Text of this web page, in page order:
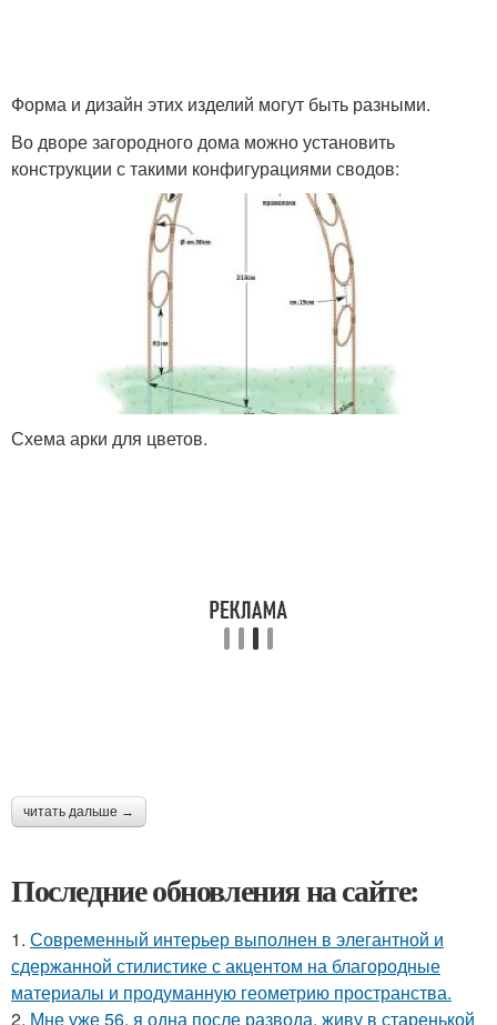
Форма и дизайн этих изделий могут быть разными.
Во дворе загородного дома можно установить
конструкции с такими конфигурациями сводов:
Схема арки для цветов.
читать дальше →
Последние обновления на сайте:
1. Современный интерьер выполнен в элегантной и
сдержанной стилистике с акцентом на благородные
материалы и продуманную геометрию пространства.
2. Мне уже 56, я одна после развода, живу в старенькой